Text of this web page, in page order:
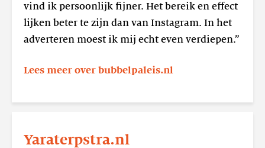
vind ik persoonlijk fijner. Het bereik en effect
lijken beter te zijn dan van Instagram. In het
adverteren moest ik mij echt even verdiepen.”
Lees meer over bubbelpaleis.nl
Yaraterpstra.nl
meer